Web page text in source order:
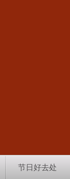
节日好去处